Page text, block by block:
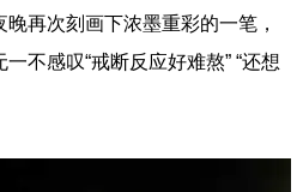
再次刻画下浓墨重彩的一笔，
不感叹“戒断反应好难熬” “还想